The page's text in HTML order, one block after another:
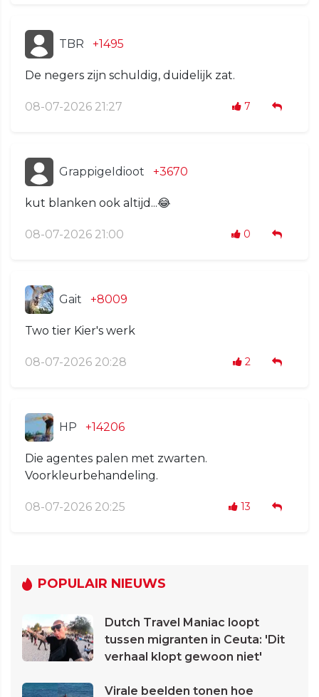
TBR +1495
De negers zijn schuldig, duidelijk zat.
08-07-2026 21:27 7
GrappigeIdioot +3670
kut blanken ook altijd...😂
08-07-2026 21:00 0
Gait +8009
Two tier Kier's werk
08-07-2026 20:28 2
HP +14206
Die agentes palen met zwarten.
Voorkleurbehandeling.
08-07-2026 20:25 13
POPULAIR NIEUWS
Dutch Travel Maniac loopt
tussen migranten in Ceuta: 'Dit
verhaal klopt gewoon niet'
Virale beelden tonen hoe